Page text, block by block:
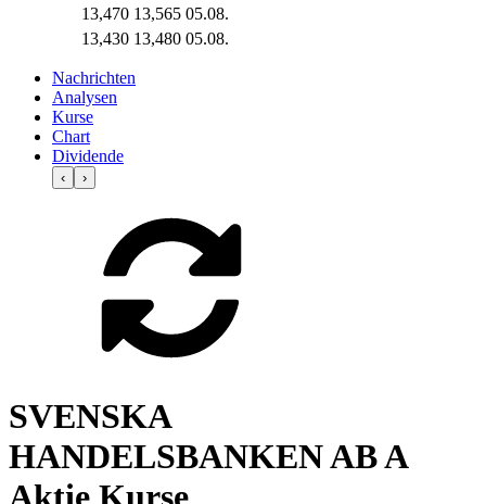
13,470 13,565 05.08.
13,430 13,480 05.08.
Nachrichten
Analysen
Kurse
Chart
Dividende
‹ ›
SVENSKA
HANDELSBANKEN AB A